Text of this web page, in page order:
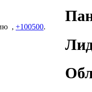
, +100500.